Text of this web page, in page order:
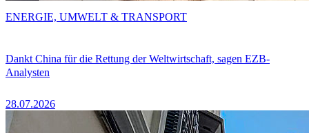
Dankt China für die Rettung der Weltwirtschaft, sagen EZB-
Analysten
28.07.2026
ENERGIE, UMWELT & TRANSPORT